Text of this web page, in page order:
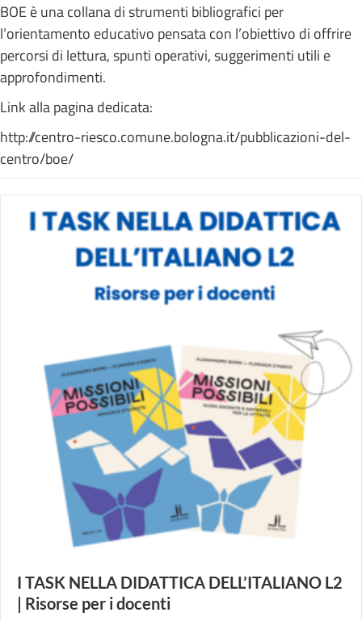
BOE è una collana di strumenti bibliografici per
l’orientamento educativo pensata con l’obiettivo di offrire
percorsi di lettura, spunti operativi, suggerimenti utili e
approfondimenti.
Link alla pagina dedicata:
http://centro-riesco.comune.bologna.it/pubblicazioni-del-
centro/boe/
I TASK NELLA DIDATTICA DELL’ITALIANO L2
| Risorse per i docenti